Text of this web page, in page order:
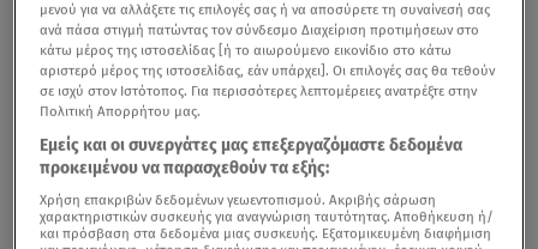
μενού για να αλλάξετε τις επιλογές σας ή να αποσύρετε τη συναίνεσή σας
ανά πάσα στιγμή πατώντας τον σύνδεσμο Διαχείριση προτιμήσεων στο
κάτω μέρος της ιστοσελίδας [ή το αιωρούμενο εικονίδιο στο κάτω
αριστερό μέρος της ιστοσελίδας, εάν υπάρχει]. Οι επιλογές σας θα τεθούν
σε ισχύ στον Ιστότοπος. Για περισσότερες λεπτομέρειες ανατρέξτε στην
Πολιτική Απορρήτου μας.
Εμείς και οι συνεργάτες μας επεξεργαζόμαστε δεδομένα
προκειμένου να παρασχεθούν τα εξής:
Χρήση επακριβών δεδομένων γεωεντοπισμού. Ακριβής σάρωση
χαρακτηριστικών συσκευής για αναγνώριση ταυτότητας. Αποθήκευση ή/
και πρόσβαση στα δεδομένα μιας συσκευής. Εξατομικευμένη διαφήμιση